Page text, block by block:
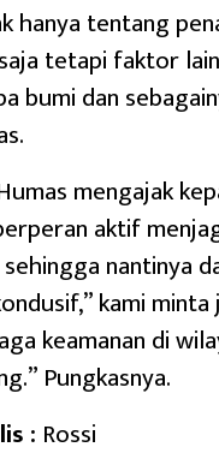
hanya tentang
tetapi faktor
bumi dan
mengajak
aktif
nantinya
kami
keamanan di
Pungkasnya.
: Rossi